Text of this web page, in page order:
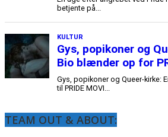
TEAM OUT & ABOUT: